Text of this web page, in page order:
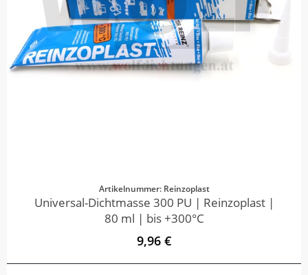
Artikelnummer: Reinzoplast
Universal-Dichtmasse 300 PU | Reinzoplast |
80 ml | bis +300°C
9,96 €